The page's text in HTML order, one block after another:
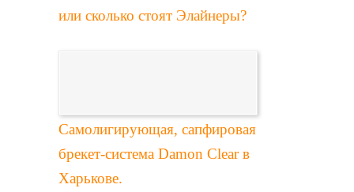
или сколько стоят Элайнеры?
Самолигирующая, сапфировая
брекет-система Damon Clear в
Харькове.